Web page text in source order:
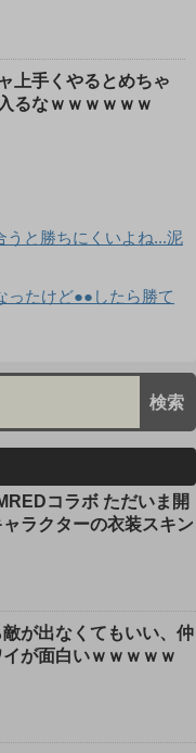
上手くやるとめちゃ
るなｗｗｗｗｗｗ
うと勝ちにくいよね...泥
ったけど●●したら勝て
コラボ ただいま開
ラクターの衣装スキン
敵が出なくてもいい、仲
が面白いｗｗｗｗｗ